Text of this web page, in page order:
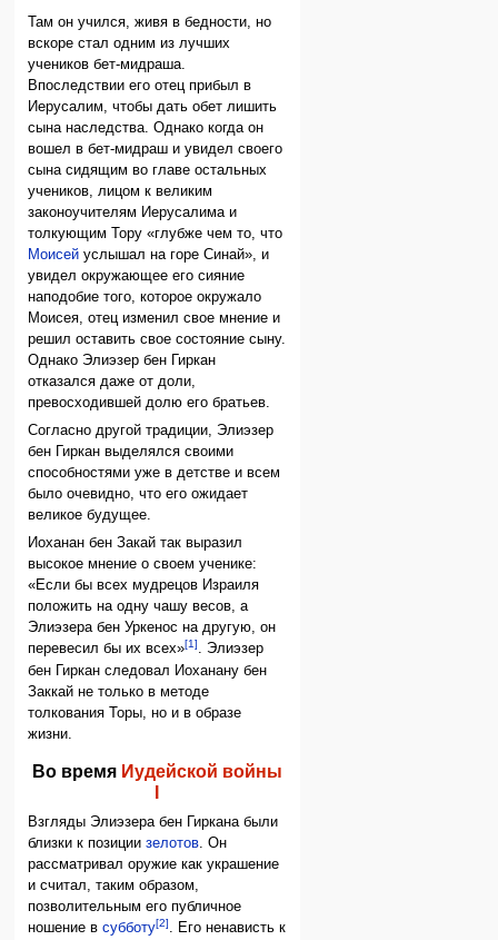
Там он учился, живя в бедности, но
вскоре стал одним из лучших
учеников бет-мидраша.
Впоследствии его отец прибыл в
Иерусалим, чтобы дать обет лишить
сына наследства. Однако когда он
вошел в бет-мидраш и увидел своего
сына сидящим во главе остальных
учеников, лицом к великим
законоучителям Иерусалима и
толкующим Тору «глубже чем то, что
Моисей услышал на горе Синай», и
увидел окружающее его сияние
наподобие того, которое окружало
Моисея, отец изменил свое мнение и
решил оставить свое состояние сыну.
Однако Элиэзер бен Гиркан
отказался даже от доли,
превосходившей долю его братьев.
Согласно другой традиции, Элиэзер
бен Гиркан выделялся своими
способностями уже в детстве и всем
было очевидно, что его ожидает
великое будущее.
Иоханан бен Закай так выразил
высокое мнение о своем ученике:
«Если бы всех мудрецов Израиля
положить на одну чашу весов, а
Элиэзера бен Уркенос на другую, он
перевесил бы их всех»[1]. Элиэзер
бен Гиркан следовал Иоханану бен
Заккай не только в методе
толкования Торы, но и в образе
жизни.
Во время Иудейской войны
I
Взгляды Элиэзера бен Гиркана были
близки к позициизелотов . Он
рассматривал оружие как украшение
и считал, таким образом,
позволительным его публичное
ношение всубботу[2]. Его ненависть к